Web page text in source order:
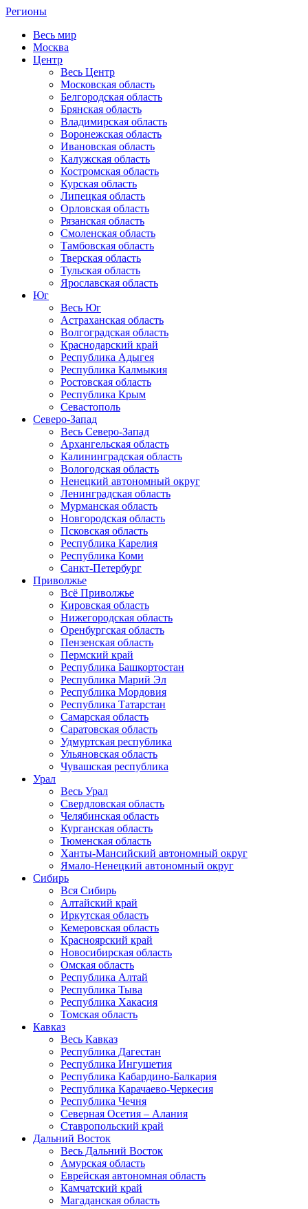
Регионы
Весь мир
Москва
Центр
Весь Центр
Московская область
Белгородская область
Брянская область
Владимирская область
Воронежская область
Ивановская область
Калужская область
Костромская область
Курская область
Липецкая область
Орловская область
Рязанская область
Смоленская область
Тамбовская область
Тверская область
Тульская область
Ярославская область
Юг
Весь Юг
Астраханская область
Волгоградская область
Краснодарский край
Республика Адыгея
Республика Калмыкия
Ростовская область
Республика Крым
Севастополь
Северо-Запад
Весь Северо-Запад
Архангельская область
Калининградская область
Вологодская область
Ненецкий автономный округ
Ленинградская область
Мурманская область
Новгородская область
Псковская область
Республика Карелия
Республика Коми
Санкт-Петербург
Приволжье
Всё Приволжье
Кировская область
Нижегородская область
Оренбургская область
Пензенская область
Пермский край
Республика Башкортостан
Республика Марий Эл
Республика Мордовия
Республика Татарстан
Самарская область
Саратовская область
Удмуртская республика
Ульяновская область
Чувашская республика
Урал
Весь Урал
Свердловская область
Челябинская область
Курганская область
Тюменская область
Ханты-Мансийский автономный округ
Ямало-Ненецкий автономный округ
Сибирь
Вся Сибирь
Алтайский край
Иркутская область
Кемеровская область
Красноярский край
Новосибирская область
Омская область
Республика Алтай
Республика Тыва
Республика Хакасия
Томская область
Кавказ
Весь Кавказ
Республика Дагестан
Республика Ингушетия
Республика Кабардино-Балкария
Республика Карачаево-Черкесия
Республика Чечня
Северная Осетия – Алания
Ставропольский край
Дальний Восток
Весь Дальний Восток
Амурская область
Еврейская автономная область
Камчатский край
Магаданская область